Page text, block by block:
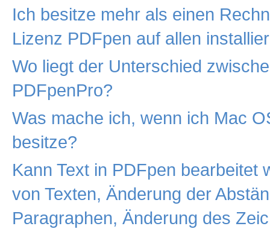
Ich besitze mehr als einen
Lizenz PDFpen auf allen
Wo liegt der Unterschied
PDFpenPro?
Was mache ich, wenn ich Mac
besitze?
Kann Text in PDFpen bearbeitet
von Texten, Änderung der
Paragraphen, Änderung des